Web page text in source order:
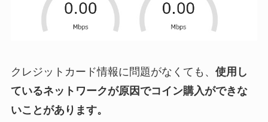
クレジットカード情報に問題がなくても、 使用し
ているネットワークが原因でコイン購入ができな
いことがあります。